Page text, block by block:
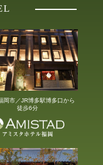
岡市／JR博多駅博多口から
徒歩6分